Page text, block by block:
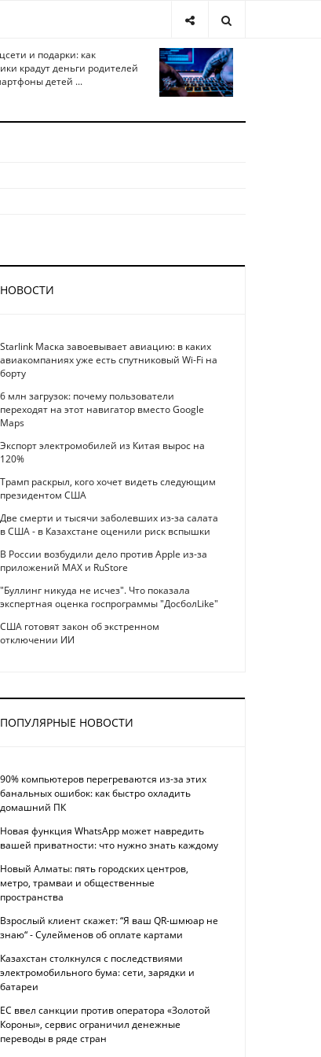
и подарки: как
крадут деньги родителей
детей ...
НОВОСТИ
Starlink Маска завоевывает авиацию: в каких
авиакомпаниях уже есть спутниковый Wi-Fi на
борту
6 млн загрузок: почему пользователи
переходят на этот навигатор вместо Google
Maps
Экспорт электромобилей из Китая вырос на
120%
Трамп раскрыл, кого хочет видеть следующим
президентом США
Две смерти и тысячи заболевших из-за салата
в США - в Казахстане оценили риск вспышки
В России возбудили дело против Apple из-за
приложений MAX и RuStore
"Буллинг никуда не исчез". Что показала
экспертная оценка госпрограммы "ДосболLike"
США готовят закон об экстренном
отключении ИИ
ПОПУЛЯРНЫЕ НОВОСТИ
90% компьютеров перегреваются из-за этих
банальных ошибок: как быстро охладить
домашний ПК
Новая функция WhatsApp может навредить
вашей приватности: что нужно знать каждому
Новый Алматы: пять городских центров,
метро, трамваи и общественные
пространства
Взрослый клиент скажет: “Я ваш QR-шмюар не
знаю“ - Сулейменов об оплате картами
Казахстан столкнулся с последствиями
электромобильного бума: сети, зарядки и
батареи
ЕС ввел санкции против оператора «Золотой
Короны», сервис ограничил денежные
переводы в ряде стран